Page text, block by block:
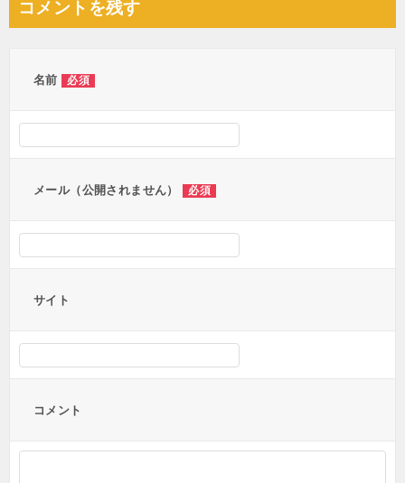
ビ
コメントを残す
名前 必須
メール（公開されません） 必須
サイト
コメント